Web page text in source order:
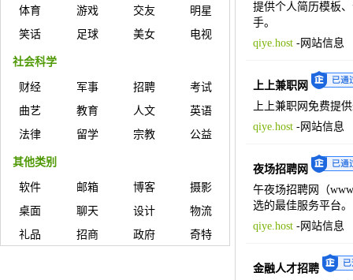
体育
游戏 交友
明星
笑话
足球 美女 电视
社会科学
财经 军事 招聘
考试
曲艺
教育 人文
英语
法律
留学 宗教 公益
其他类别
软件 邮箱 博客
摄影
桌面
聊天 设计
物流
礼品
招商 政府 奇特
提供个人简历模板
手。
qiye.host-网站信息
上上兼职网
上上兼职网免费提
qiye.host-网站信息
夜场招聘网
午夜场招聘网（
选的最佳服务平台。
qiye.host-网站信息
金融人才招聘